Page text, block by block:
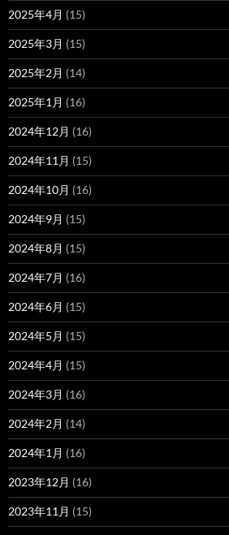
2025年4月 (15)
2025年3月 (15)
2025年2月 (14)
2025年1月 (16)
2024年12月 (16)
2024年11月 (15)
2024年10月 (16)
2024年9月 (15)
2024年8月 (15)
2024年7月 (16)
2024年6月 (15)
2024年5月 (15)
2024年4月 (15)
2024年3月 (16)
2024年2月 (14)
2024年1月 (16)
2023年12月 (16)
2023年11月 (15)